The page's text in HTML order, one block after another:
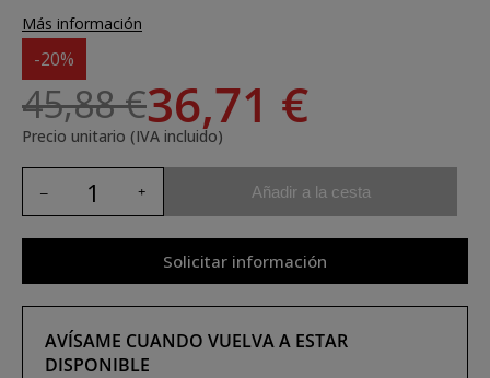
Más información
-20%
45,88 €36,71 €
Precio unitario (IVA incluido)
Añadir a la cesta
Solicitar información
AVÍSAME CUANDO VUELVA A ESTAR
DISPONIBLE